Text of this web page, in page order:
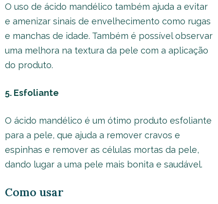
O uso de ácido mandélico também ajuda a evitar
e amenizar sinais de envelhecimento como rugas
e manchas de idade. Também é possível observar
uma melhora na textura da pele com a aplicação
do produto.
5. Esfoliante
O ácido mandélico é um ótimo produto esfoliante
para a pele, que ajuda a remover cravos e
espinhas e remover as células mortas da pele,
dando lugar a uma pele mais bonita e saudável.
Como usar